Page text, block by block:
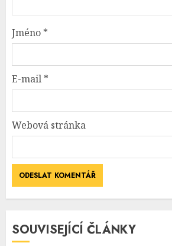
Jméno *
E-mail *
Webová stránka
SOUVISEJÍCÍ ČLÁNKY